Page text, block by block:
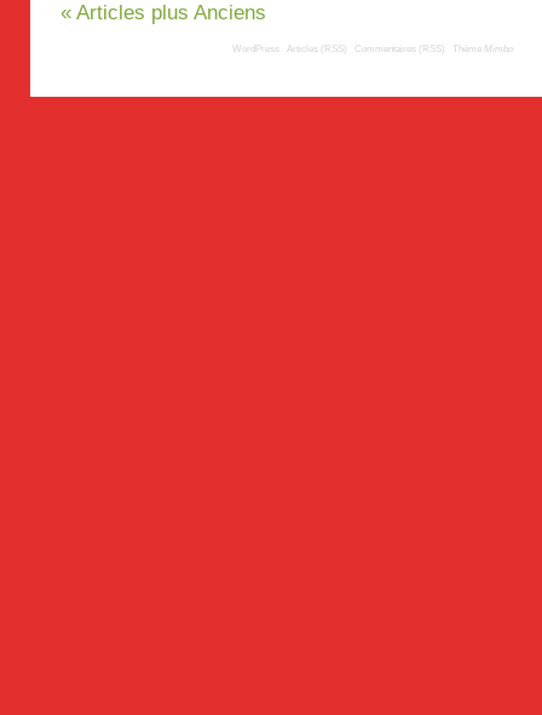
« Articles plus Anciens
WordPress Articles (RSS) Commentaires (RSS) Thème Mimbo